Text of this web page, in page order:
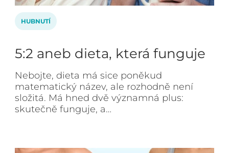
HUBNUTÍ
5:2 aneb dieta, která funguje
Nebojte, dieta má sice poněkud
matematický název, ale rozhodně není
složitá. Má hned dvě významná plus:
skutečně funguje, a…